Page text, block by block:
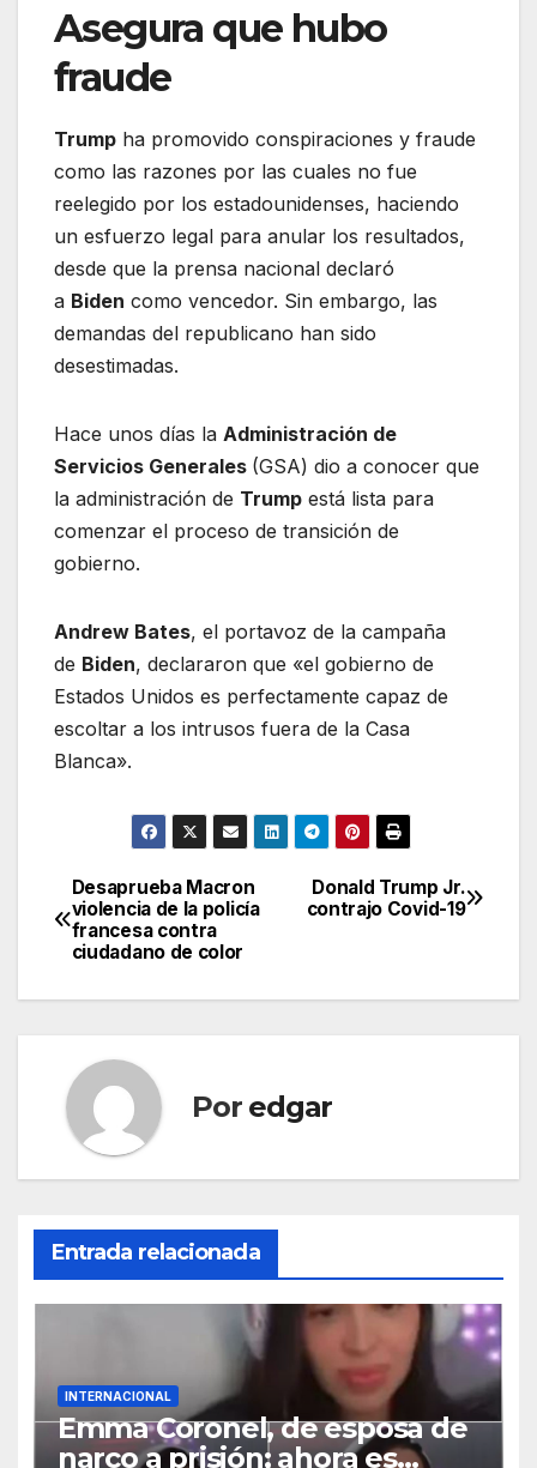
Asegura que hubo
fraude
Trump ha promovido conspiraciones y fraude
como las razones por las cuales no fue
reelegido por los estadounidenses, haciendo
un esfuerzo legal para anular los resultados,
desde que la prensa nacional declaró
a Biden como vencedor. Sin embargo, las
demandas del republicano han sido
desestimadas.
Hace unos días la Administración de
Servicios Generales (GSA) dio a conocer que
la administración de Trump está lista para
comenzar el proceso de transición de
gobierno.
Andrew Bates, el portavoz de la campaña
de Biden, declararon que «el gobierno de
Estados Unidos es perfectamente capaz de
escoltar a los intrusos fuera de la Casa
Blanca».
Navegación
de
entradas
Donald Trump Jr.
contrajo Covid-19
Desaprueba Macron
violencia de la policía
francesa contra
ciudadano de color
Por edgar
Entrada relacionada
INTERNACIONAL
Emma Coronel, de esposa de
narco a prisión; ahora es